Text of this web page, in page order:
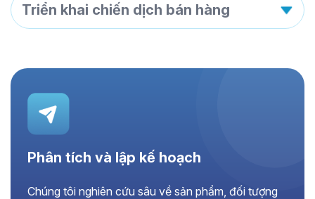
Triển khai chiến dịch bán hàng
Phân tích và lập kế hoạch
Chúng tôi nghiên cứu sâu về sản phẩm, đối tượng